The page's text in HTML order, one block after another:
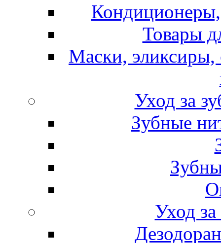
Кондиционеры,
Товары
Маски, эликсиры,
Уход за
Зубные
Уход